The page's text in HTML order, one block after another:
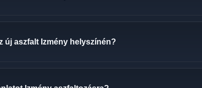
új aszfalt Izmény helyszínén?